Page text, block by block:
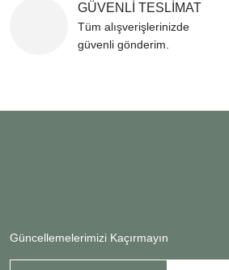
GÜVENLİ TESLİMAT
Tüm alışverişlerinizde
güvenli gönderim.
Güncellemelerimizi Kaçırmayın